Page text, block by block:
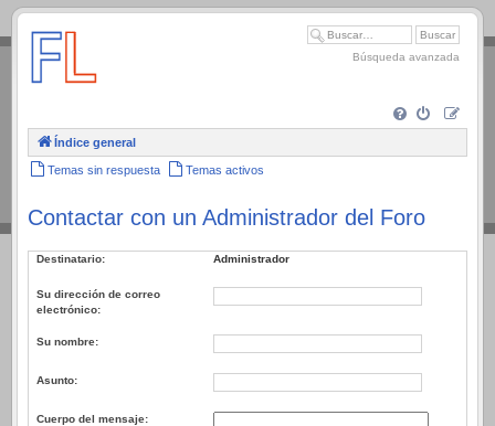
.
Búsqueda avanzada
Índice general
Temas sin respuesta Temas activos
Contactar con un Administrador del Foro
Destinatario: Administrador
Su dirección de correo
electrónico:
Su nombre:
Asunto:
Cuerpo del mensaje: